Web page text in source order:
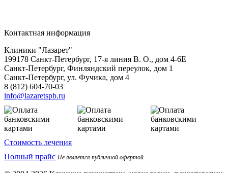
Контактная информация
Клиники "Лазарет"
199178 Санкт-Петербург, 17-я линия В. О., дом 4-6Е
Санкт-Петербург, Финляндский переулок, дом 1
Санкт-Петербург, ул. Фучика, дом 4
8 (812) 604-70-03
info@lazaretspb.ru
Стоимость лечения
Полный прайс Не является публичной офертой